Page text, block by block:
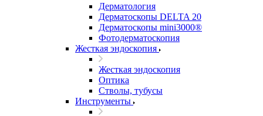
Дерматология
Дерматоскопы DELTA 20
Дерматоскопы mini3000®
Фотодерматоскопия
Жесткая эндоскопия
Жесткая эндоскопия
Оптика
Стволы, тубусы
Инструменты